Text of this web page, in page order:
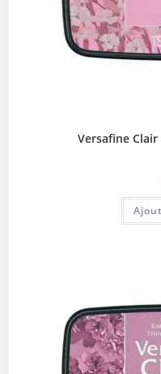
Versafine Clair